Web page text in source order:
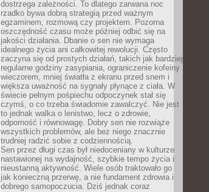
dostrzega zależności. To dlatego zarwana noc
rzadko bywa dobrą strategią przed ważnym
egzaminem, rozmową czy projektem. Pozorna
oszczędność czasu może później odbić się na
jakości działania. Dbanie o sen nie wymaga
idealnego życia ani całkowitej rewolucji. Często
zaczyna się od prostych działań, takich jak bardziej
regularne godziny zasypiania, ograniczenie kofeiny
wieczorem, mniej światła z ekranu przed snem i
większa uważność na sygnały płynące z ciała. W
świecie pełnym pośpiechu odpoczynek stał się
czymś, o co trzeba świadomie zawalczyć. Nie jest
to jednak walka o lenistwo, lecz o zdrowie,
odporność i równowagę. Dobry sen nie rozwiąże
wszystkich problemów, ale bez niego znacznie
trudniej radzić sobie z codziennością.
Sen przez długi czas był niedoceniany w kulturze
nastawionej na wydajność, szybkie tempo życia i
nieustanną aktywność. Wiele osób traktowało go
jak konieczną przerwę, a nie fundament zdrowia i
dobrego samopoczucia. Dziś jednak coraz